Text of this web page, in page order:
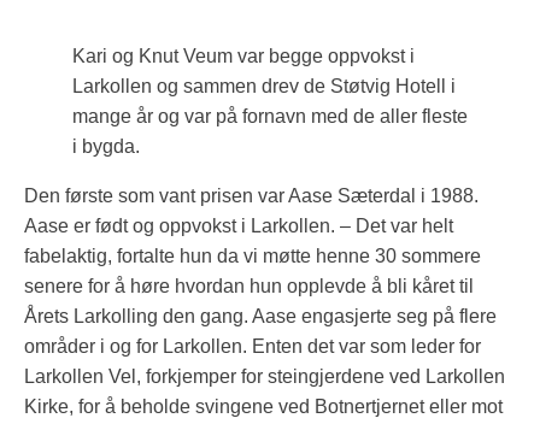
Kari og Knut Veum var begge oppvokst i
Larkollen og sammen drev de Støtvig Hotell i
mange år og var på fornavn med de aller fleste
i bygda.
Den første som vant prisen var Aase Sæterdal i 1988.
Aase er født og oppvokst i Larkollen. – Det var helt
fabelaktig, fortalte hun da vi møtte henne 30 sommere
senere for å høre hvordan hun opplevde å bli kåret til
Årets Larkolling den gang. Aase engasjerte seg på flere
områder i og for Larkollen. Enten det var som leder for
Larkollen Vel, forkjemper for steingjerdene ved Larkollen
Kirke, for å beholde svingene ved Botnertjernet eller mot